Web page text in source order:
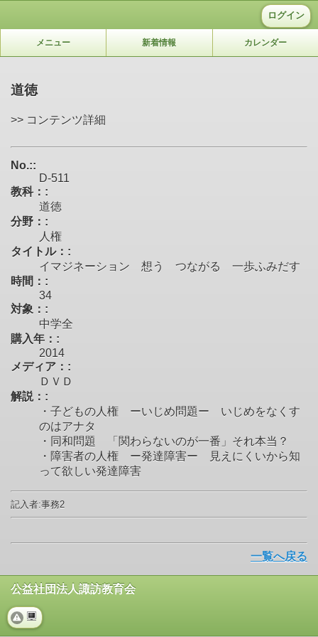
ログイン
メニュー 新着情報 カレンダー
道徳
>> コンテンツ詳細
No.::
D-511
教科：:
道徳
分野：:
人権
タイトル：:
イマジネーション 想う つながる 一歩ふみだす
時間：:
34
対象：:
中学全
購入年：:
2014
メディア：:
ＤＶＤ
解説：:
・子どもの人権 ーいじめ問題ー いじめをなくす
のはアナタ
・同和問題 「関わらないのが一番」それ本当？
・障害者の人権 ー発達障害ー 見えにくいから知
って欲しい発達障害
記入者:事務2
一覧へ戻る
公益社団法人諏訪教育会